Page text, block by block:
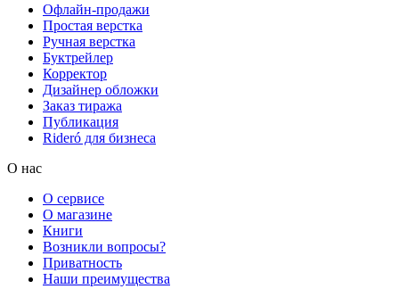
Офлайн-продажи
Простая верстка
Ручная верстка
Буктрейлер
Корректор
Дизайнер обложки
Заказ тиража
Публикация
Rideró для бизнеса
О нас
О сервисе
О магазине
Книги
Возникли вопросы?
Приватность
Наши преимущества